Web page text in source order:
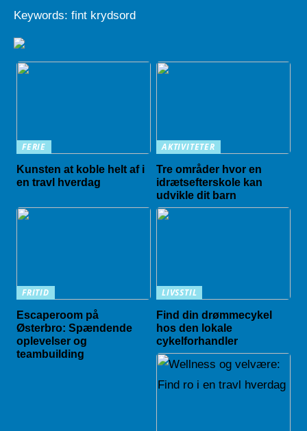
Keywords: fint krydsord
FERIE
Kunsten at koble helt af i
en travl hverdag
AKTIVITETER
Tre områder hvor en
idrætsefterskole kan
udvikle dit barn
FRITID
Escaperoom på
Østerbro: Spændende
oplevelser og
teambuilding
LIVSSTIL
Find din drømmecykel
hos den lokale
cykelforhandler